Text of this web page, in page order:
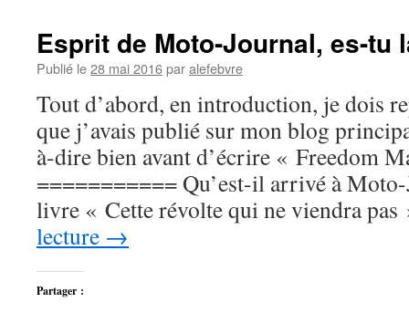
Esprit de Moto-Journal, es-tu
Publié le28 mai 2016paralefebvre
Tout d’abord, en introduction, je dois
que j’avais publié sur mon blog
à-dire bien avant d’écrire « Freedom
=========== Qu’est-il arrivé à
livre « Cette révolte qui ne viendra
lecture →
Partager :